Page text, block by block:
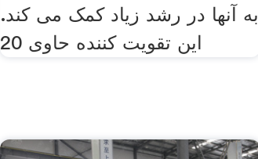
به آنها در رشد زیاد کمک می کند.
این تقویت کننده حاوی 20